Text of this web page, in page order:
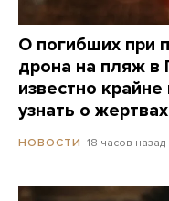
О погибших при
дрона на пляж
известно
узнать о
НОВОСТИ 18 часов назад